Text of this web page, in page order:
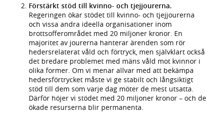
Förstärkt stöd till kvinno- och tjejjourerna.
Regeringen ökar stödet till kvinno- och tjejjourerna
och vissa andra ideella organisationer inom
brottsofferområdet med 20 miljoner kronor. En
majoritet av jourerna hanterar ärenden som rör
hedersrelaterat våld och förtryck, men självklart också
det bredare problemet med mäns våld mot kvinnor i
olika former. Om vi menar allvar med att bekämpa
hedersförtrycket måste vi ge stabilt och långsiktigt
stöd till dem som varje dag möter de mest utsatta.
Därför höjer vi stödet med 20 miljoner kronor – och de
ökade resurserna blir permanenta.